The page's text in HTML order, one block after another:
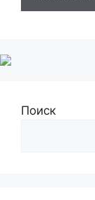
Поиск